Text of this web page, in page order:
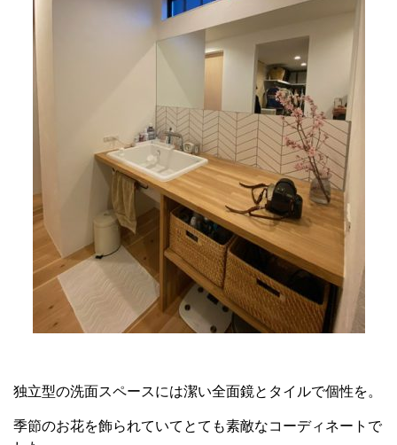
独立型の洗面スペースには潔い全面鏡とタイルで個性を。
季節のお花を飾られていてとても素敵なコーディネートで